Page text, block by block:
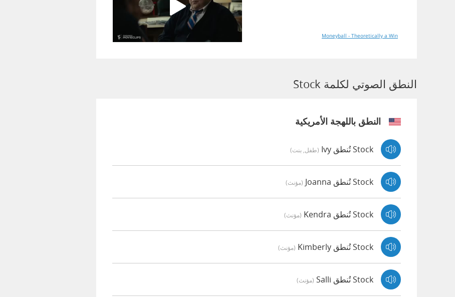
Moneyball - Theoretically a Win
النطق الصوتي لكلمة Stock
النطق باللهجة الأمريكية
Stock تُنطق Ivy (طفل, بنت)
Stock تُنطق Joanna (مؤنث)
Stock تُنطق Kendra (مؤنث)
Stock تُنطق Kimberly (مؤنث)
Stock تُنطق Salli (مؤنث)